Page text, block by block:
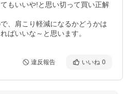
もいいや!と思い切って買い正解
、肩こり軽減になるかどうかは
ばいいな～と思います。
違反報告 いいね 0